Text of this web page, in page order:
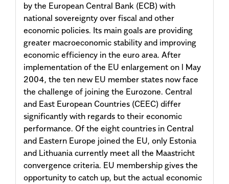
by the European Central Bank (ECB) with
national sovereignty over fiscal and other
economic policies. Its main goals are providing
greater macroeconomic stability and improving
economic efficiency in the euro area. After
implementation of the EU enlargement on l May
2004, the ten new EU member states now face
the challenge of joining the Eurozone. Central
and East European Countries (CEEC) differ
significantly with regards to their economic
performance. Of the eight countries in Central
and Eastern Europe joined the EU, only Estonia
and Lithuania currently meet all the Maastricht
convergence criteria. EU membership gives the
opportunity to catch up, but the actual economic